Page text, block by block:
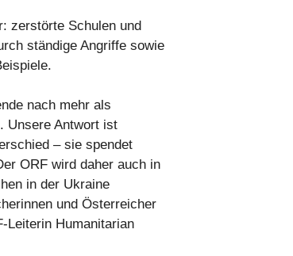
zerstörte Schulen und
ständige Angriffe sowie
nach mehr als
Unsere Antwort ist
– sie spendet
ORF wird daher auch in
in der Ukraine
und Österreicher
Leiterin Humanitarian